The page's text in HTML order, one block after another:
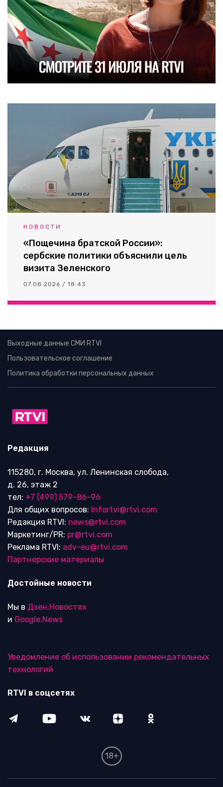
НОВОСТИ
«Пощечина братской России»:
сербские политики объяснили цель
визита Зеленского
07.08.2026 / 18:43
Выходные данные СМИ RTVI
Пользовательское соглашение
Политика обработки персональных данных
Редакция
115280, г. Москва, ул. Ленинская слобода,
д. 26, этаж 2
тел: +7 (499) 579-86-96
Для общих вопросов: Infortvi@rtvi.com
Редакция RTVI: news@rtvi.com
Маркетинг/PR: pr@rtvi.com
Реклама RTVI: adv-eu@rtvi.com
Партнерские материалы
Достойные новости
Мы в Дзен.Новостях
и Google.News
Уведомление об использовании рекомендательных
технологий
RTVI в соцсетях
18+